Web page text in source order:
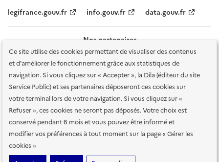
Ce site utilise des cookies permettant de visualiser des contenus
et d'améliorer le fonctionnement grâce aux statistiques de
navigation. Si vous cliquez sur « Accepter », la Dila (éditeur du site
Service Public) et ses partenaires déposeront ces cookies sur
votre terminal lors de votre navigation. Si vous cliquez sur «
Refuser », ces cookies ne seront pas déposés. Votre choix est
conservé pendant 6 mois et vous pouvez être informé et
modifier vos préférences à tout moment sur la page « Gérer les
cookies »
legifrance.gouv.fr info.gouv.fr data.gouv.fr
Nos partenaires
Plan du site Accessibilité : totalement conforme
Accessibilité des
services en ligne Mentions légales Données personnelles et sécurité
Conditions générales d'utilisation Gestion des cookies
Sauf mention contraire, tous les contenus de ce site sont sous